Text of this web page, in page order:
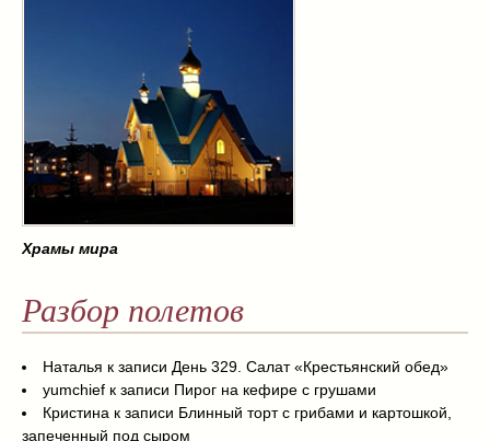
Храмы мира
Разбор полетов
Наталья к записи День 329. Салат «Крестьянский обед»
yumchief к записи Пирог на кефире с грушами
Кристина к записи Блинный торт с грибами и картошкой,
запеченный под сыром